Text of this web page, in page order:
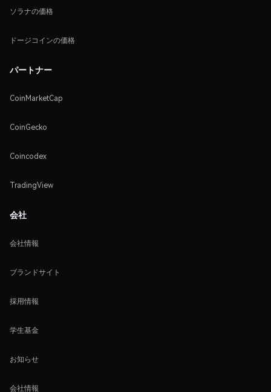
ソラナの価格
ドージコインの価格
パートナー
CoinMarketCap
CoinGecko
Coincodex
TradingView
会社
会社情報
ブランドサイト
採用情報
学生基金
お知らせ
会社情報